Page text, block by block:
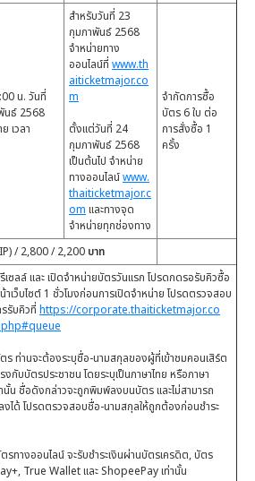
น. วันที่
นธ์ 2568
เวลา
สำหรับวันที่ 23
กุมภาพันธ์ 2568
จำหน่ายทาง
ออนไลน์ที่ www.th
aiticketmajor.co
m
ตั้งแต่วันที่ 24
กุมภาพันธ์ 2568
เป็นต้นไป จำหน่าย
ทางออนไลน์www.
thaiticketmajor.c
om และทางจุด
จำหน่ายทุกช่องทาง
จำกัดการซื้อ
บัตร 6 ใบ ต่อ
การสั่งซื้อ 1
ครั้ง
/ 2,800 / 2,200 บาท
เซลล์ และ เปิดจำหน่ายบัตรวันแรก โปรดกดรอรับคิวซื้อ
าเว็บไซต์ 1 ชั่วโมงก่อนการเปิดจำหน่าย โปรดตรวจสอบ
รับคิวที่ https://corporate.thaiticketmajor.co
ร ท่านจะต้องระบุชื่อ-นามสกุลของผู้ที่เข้าชมคอนเสิร์ต
กับบัตรประชาชน โดยระบุเป็นภาษาไทย หรือภาษา
นั้น ชื่อดังกล่าวจะถูกพิมพ์ลงบนบัตร และไม่สามารถ
งได้ โปรดตรวจสอบชื่อ-นามสกุลให้ถูกต้องก่อนชำระ
รทางออนไลน์ จะรับชำระเงินผ่านบัตรเครดิต, บัตร
True Wallet และ ShopeePay เท่านั้น